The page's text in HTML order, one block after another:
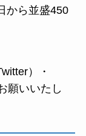
から並盛450
）・
願いいたし